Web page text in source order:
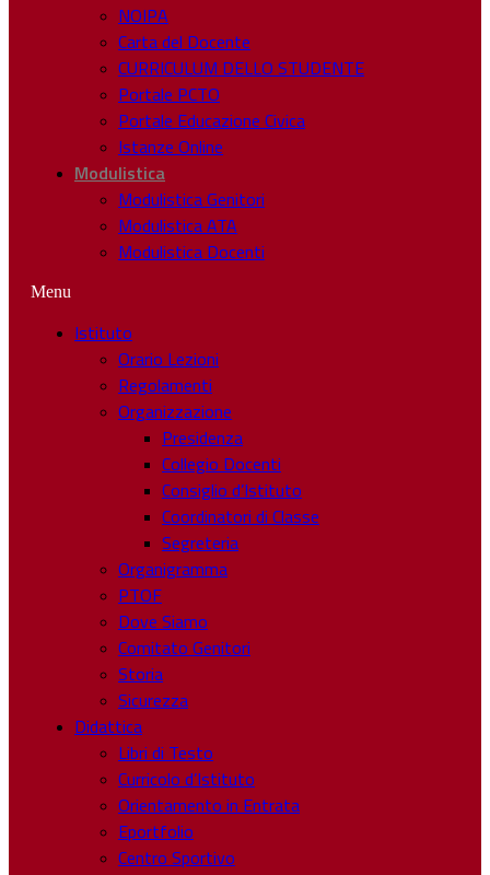
NOIPA
Carta del Docente
CURRICULUM DELLO STUDENTE
Portale PCTO
Portale Educazione Civica
Istanze Online
Modulistica
Modulistica Genitori
Modulistica ATA
Modulistica Docenti
Menu
Istituto
Orario Lezioni
Regolamenti
Organizzazione
Presidenza
Collegio Docenti
Consiglio d’Istituto
Coordinatori di Classe
Segreteria
Organigramma
PTOF
Dove Siamo
Comitato Genitori
Storia
Sicurezza
Didattica
Libri di Testo
Curricolo d’Istituto
Orientamento in Entrata
Eportfolio
Centro Sportivo